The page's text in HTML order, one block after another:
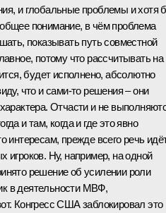
и глобальные проблемы и хотя
понимание, в чём проблема
показывать путь совместной
потому что рассчитывать на
будет исполнено, абсолютно
что и сами‑то решения – они
Отчасти и не
и там, когда и где это явно
интересам, прежде всего речь
игроков. Ну, например, на одной
решение об усилении роли
в деятельности МВФ,
Конгресс США заблокировал это